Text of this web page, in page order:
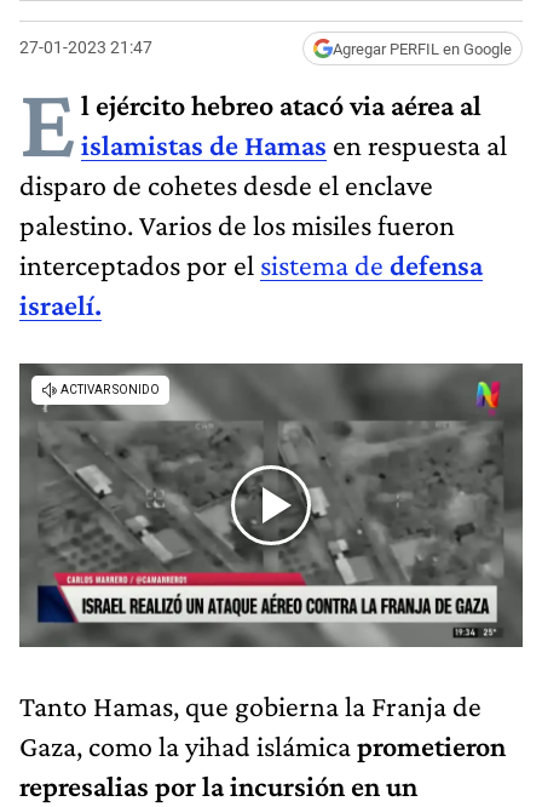
27-01-2023 21:47 Agregar PERFIL en Google
E l ejército hebreo atacó via aérea al
islamistas de Hamas en respuesta al
disparo de cohetes desde el enclave
palestino. Varios de los misiles fueron
interceptados por el sistema de defensa
israelí.
Tanto Hamas, que gobierna la Franja de
Gaza, como la yihad islámicaprometieron
represalias por la incursión en un